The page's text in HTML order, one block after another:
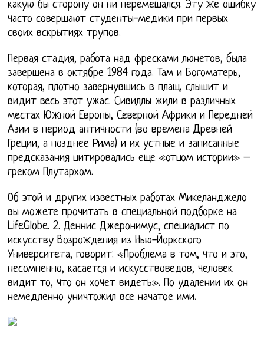
какую бы сторону он ни перемещался. Эту же ошибку
часто совершают студенты-медики при первых
своих вскрытиях трупов.
Первая стадия, работа над фресками люнетов, была
завершена в октябре 1984 года. Там и Богоматерь,
которая, плотно завернувшись в плащ, слышит и
видит весь этот ужас. Сивиллы жили в различных
местах Южной Европы, Северной Африки и Передней
Азии в период античности (во времена Древней
Греции, а позднее Рима) и их устные и записанные
предсказания цитировались еще «отцом истории» –
греком Плутархом.
Об этой и других известных работах Микеланджело
вы можете прочитать в специальной подборке на
LifeGlobe. 2. Деннис Джеронимус, специалист по
искусству Возрождения из Нью-Йоркского
Университета, говорит: «Проблема в том, что и это,
несомненно, касается и искусствоведов, человек
видит то, что он хочет видеть». По удалении их он
немедленно уничтожил все начатое ими.